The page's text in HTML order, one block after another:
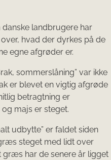
landbrugere har
hvad der dyrkes på de
egne afgrøder er.
sommerslåning” var ikke
er blevet en vigtig afgrøde
betragtning er
majs er steget.
udbytte” er faldet siden
steget med lidt over
græs har de senere år ligget